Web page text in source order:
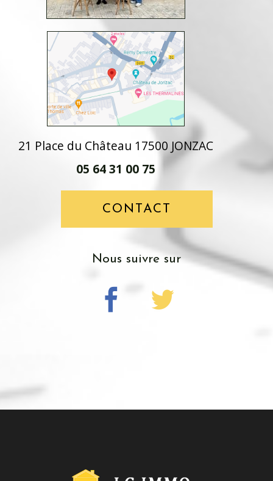
21 Place du Château 17500 JONZAC
05 64 31 00 75
CONTACT
nous suivre sur